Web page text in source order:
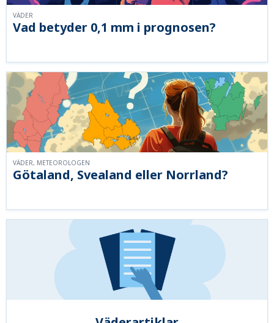
Vad betyder 0,1 mm i prognosen?
VÄDER
Götaland, Svealand eller Norrland?
VÄDER, METEOROLOGEN